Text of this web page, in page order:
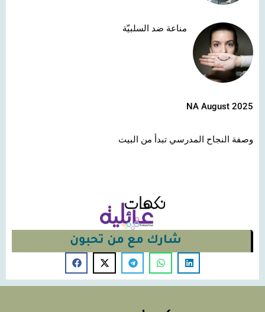
مناعة ضد السلبيّة
NA August 2025
وصفة النجاح المدرسي تبدأ من البيت
شارك مع من تحبون